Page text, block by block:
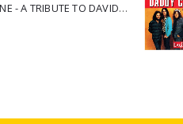
AAVV LONG TIME GONE - A TRIBUTE TO DAVID CROSBY